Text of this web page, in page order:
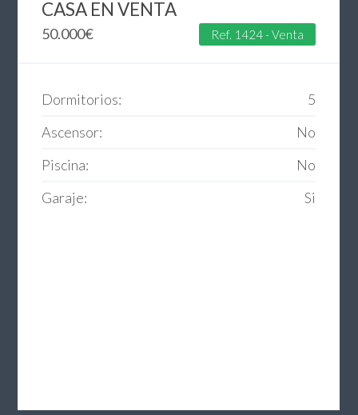
CASA EN VENTA
50.000€ Ref. 1424 - Venta
Dormitorios:
5
Ascensor:
No
Piscina:
No
Garaje:
Si